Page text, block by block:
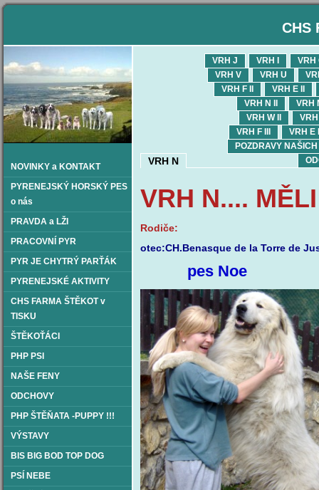
CHS
NOVINKY a KONTAKT
PYRENEJSKÝ HORSKÝ PES
o nás
PRAVDA a LŽI
PRACOVNÍ PYR
PYR JE CHYTRÝ PARŤÁK
PYRENEJSKÉ AKTIVITY
CHS FARMA ŠTĚKOT v
TISKU
ŠTĚKOŤÁCI
PHP PSI
NAŠE FENY
ODCHOVY
PHP ŠTĚŇATA -PUPPY !!!
VÝSTAVY
BIS BIG BOD TOP DOG
PSÍ NEBE
VRH N
VRH
VRH I
VRH J
VRH U
VRH V
VRH E II
VRH F II
VRH
VRH N II
VRH W II
VRH E
VRH F III
POZDRAVY
VRH N....
Rodiče:
otec:CH.Benasque de la Torre de
pes